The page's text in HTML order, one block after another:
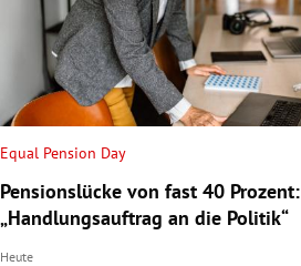
Equal Pension Day
Pensionslücke von fast 40
„Handlungsauftrag an die Politik“
Heute